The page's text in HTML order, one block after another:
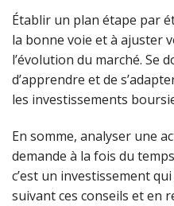
Établir un plan étape par
la bonne voie et à ajuster
l’évolution du marché. Se
d’apprendre et de
les investissements
En somme, analyser une
demande à la fois du
c’est un investissement
suivant ces conseils et en